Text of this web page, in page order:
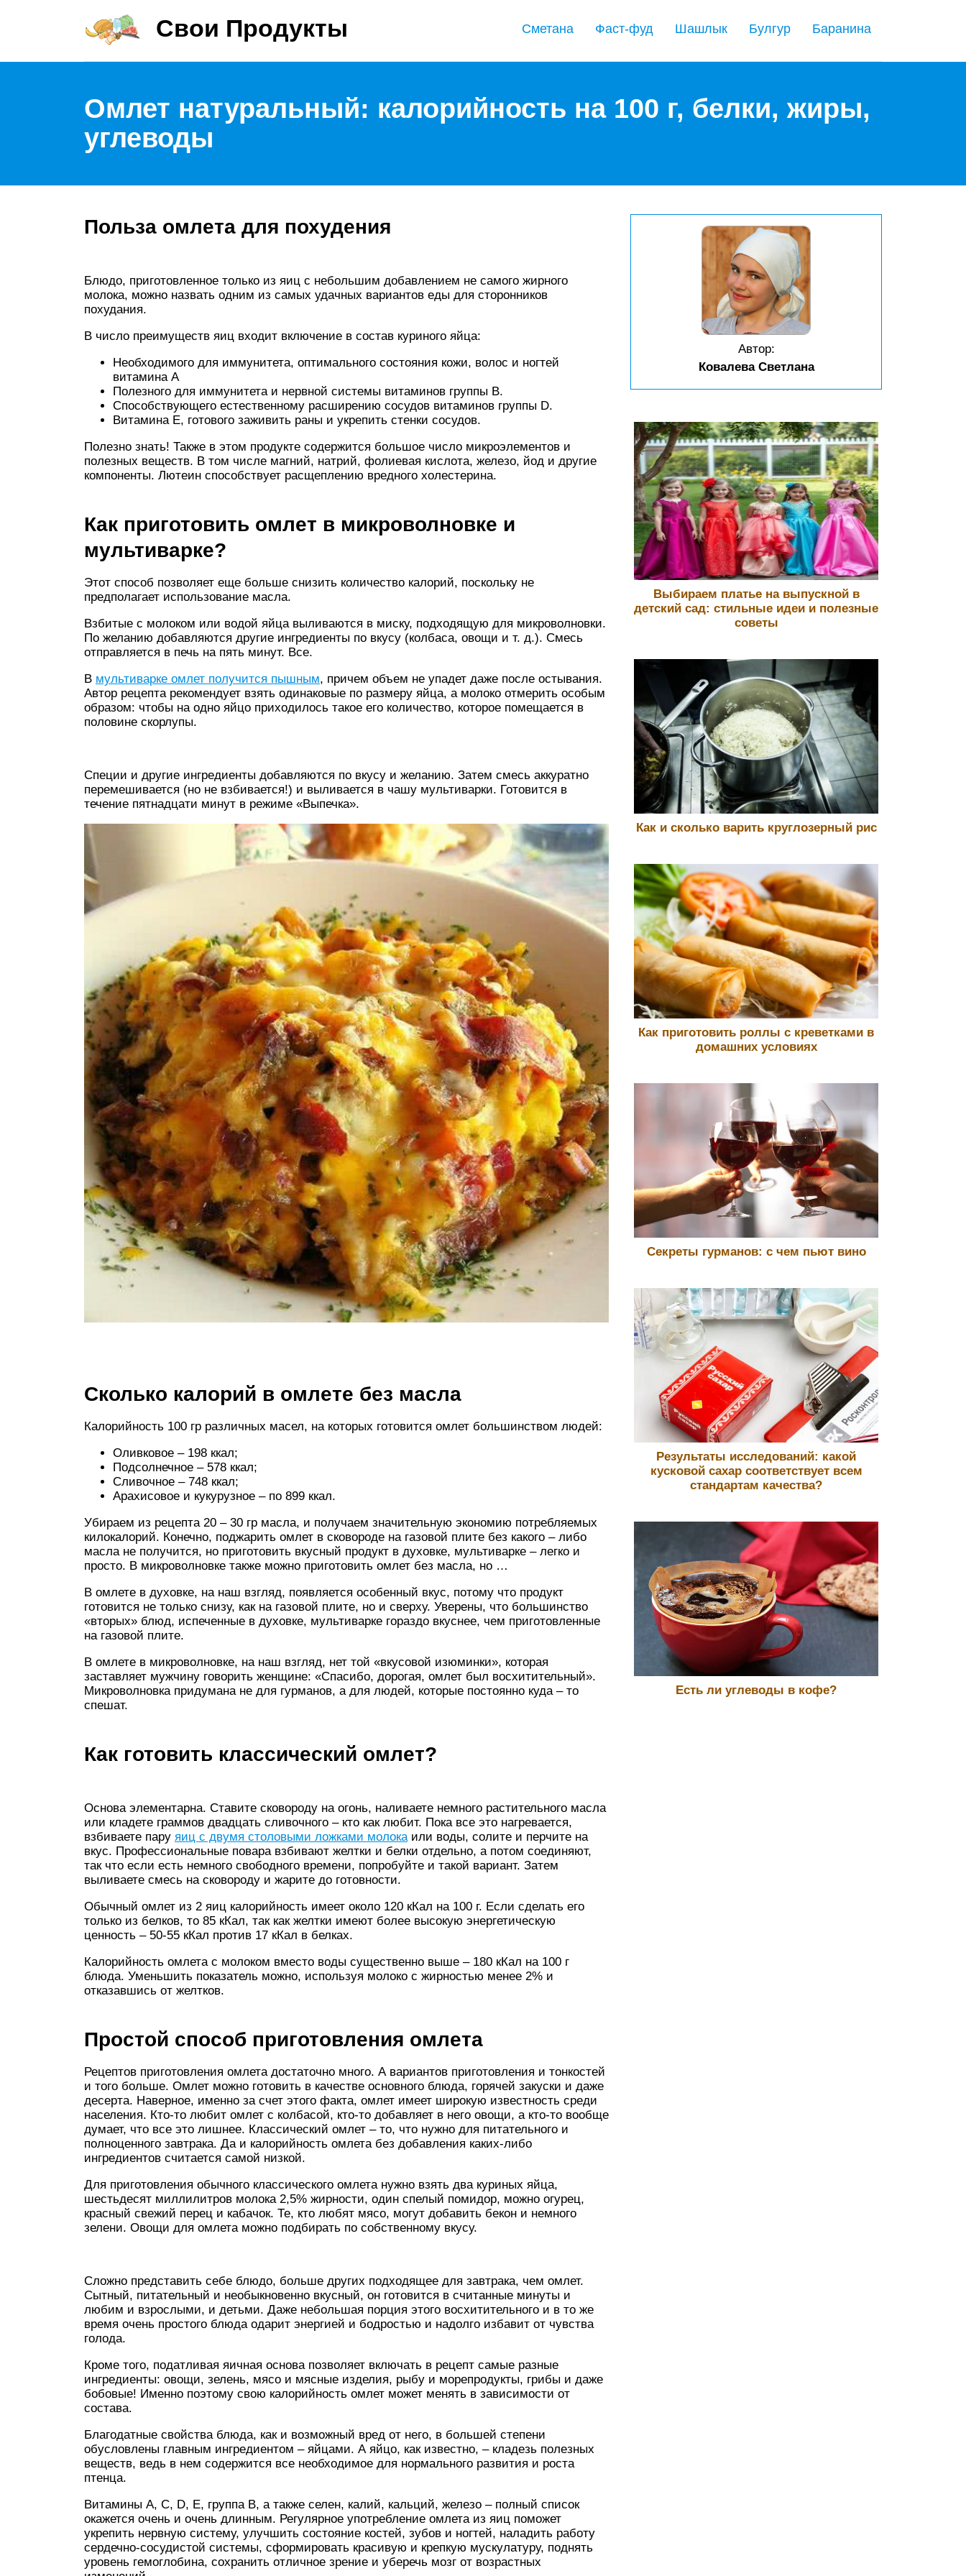
Свои Продукты Баранина
Булгур
Шашлык
Фаст-фуд
Сметана
Омлет натуральный: калорийность на 100 г, белки, жиры,
углеводы
Польза омлета для похудения
Блюдо, приготовленное только из яиц с небольшим добавлением не самого жирного
молока, можно назвать одним из самых удачных вариантов еды для сторонников
похудания.
В число преимуществ яиц входит включение в состав куриного яйца:
Необходимого для иммунитета, оптимального состояния кожи, волос и ногтей
витамина А
Полезного для иммунитета и нервной системы витаминов группы В.
Способствующего естественному расширению сосудов витаминов группы D.
Витамина Е, готового заживить раны и укрепить стенки сосудов.
Полезно знать! Также в этом продукте содержится большое число микроэлементов и
полезных веществ. В том числе магний, натрий, фолиевая кислота, железо, йод и другие
компоненты. Лютеин способствует расщеплению вредного холестерина.
Как приготовить омлет в микроволновке и
мультиварке?
Этот способ позволяет еще больше снизить количество калорий, поскольку не
предполагает использование масла.
Взбитые с молоком или водой яйца выливаются в миску, подходящую для микроволновки.
По желанию добавляются другие ингредиенты по вкусу (колбаса, овощи и т. д.). Смесь
отправляется в печь на пять минут. Все.
В мультиварке омлет получится пышным, причем объем не упадет даже после остывания.
Автор рецепта рекомендует взять одинаковые по размеру яйца, а молоко отмерить особым
образом: чтобы на одно яйцо приходилось такое его количество, которое помещается в
половине скорлупы.
Специи и другие ингредиенты добавляются по вкусу и желанию. Затем смесь аккуратно
перемешивается (но не взбивается!) и выливается в чашу мультиварки. Готовится в
течение пятнадцати минут в режиме «Выпечка».
Сколько калорий в омлете без масла
Калорийность 100 гр различных масел, на которых готовится омлет большинством людей:
Оливковое – 198 ккал;
Подсолнечное – 578 ккал;
Сливочное – 748 ккал;
Арахисовое и кукурузное – по 899 ккал.
Убираем из рецепта 20 – 30 гр масла, и получаем значительную экономию потребляемых
килокалорий. Конечно, поджарить омлет в сковороде на газовой плите без какого – либо
масла не получится, но приготовить вкусный продукт в духовке, мультиварке – легко и
просто. В микроволновке также можно приготовить омлет без масла, но …
В омлете в духовке, на наш взгляд, появляется особенный вкус, потому что продукт
готовится не только снизу, как на газовой плите, но и сверху. Уверены, что большинство
«вторых» блюд, испеченные в духовке, мультиварке гораздо вкуснее, чем приготовленные
на газовой плите.
В омлете в микроволновке, на наш взгляд, нет той «вкусовой изюминки», которая
заставляет мужчину говорить женщине: «Спасибо, дорогая, омлет был восхитительный».
Микроволновка придумана не для гурманов, а для людей, которые постоянно куда – то
спешат.
Как готовить классический омлет?
Основа элементарна. Ставите сковороду на огонь, наливаете немного растительного масла
или кладете граммов двадцать сливочного – кто как любит. Пока все это нагревается,
взбиваете пару яиц с двумя столовыми ложками молока или воды, солите и перчите на
вкус. Профессиональные повара взбивают желтки и белки отдельно, а потом соединяют,
так что если есть немного свободного времени, попробуйте и такой вариант. Затем
выливаете смесь на сковороду и жарите до готовности.
Обычный омлет из 2 яиц калорийность имеет около 120 кКал на 100 г. Если сделать его
только из белков, то 85 кКал, так как желтки имеют более высокую энергетическую
ценность – 50-55 кКал против 17 кКал в белках.
Калорийность омлета с молоком вместо воды существенно выше – 180 кКал на 100 г
блюда. Уменьшить показатель можно, используя молоко с жирностью менее 2% и
отказавшись от желтков.
Простой способ приготовления омлета
Рецептов приготовления омлета достаточно много. А вариантов приготовления и тонкостей
и того больше. Омлет можно готовить в качестве основного блюда, горячей закуски и даже
десерта. Наверное, именно за счет этого факта, омлет имеет широкую известность среди
населения. Кто-то любит омлет с колбасой, кто-то добавляет в него овощи, а кто-то вообще
думает, что все это лишнее. Классический омлет – то, что нужно для питательного и
полноценного завтрака. Да и калорийность омлета без добавления каких-либо
ингредиентов считается самой низкой.
Для приготовления обычного классического омлета нужно взять два куриных яйца,
шестьдесят миллилитров молока 2,5% жирности, один спелый помидор, можно огурец,
красный свежий перец и кабачок. Те, кто любят мясо, могут добавить бекон и немного
зелени. Овощи для омлета можно подбирать по собственному вкусу.
Сложно представить себе блюдо, больше других подходящее для завтрака, чем омлет.
Сытный, питательный и необыкновенно вкусный, он готовится в считанные минуты и
любим и взрослыми, и детьми. Даже небольшая порция этого восхитительного и в то же
время очень простого блюда одарит энергией и бодростью и надолго избавит от чувства
голода.
Кроме того, податливая яичная основа позволяет включать в рецепт самые разные
ингредиенты: овощи, зелень, мясо и мясные изделия, рыбу и морепродукты, грибы и даже
бобовые! Именно поэтому свою калорийность омлет может менять в зависимости от
состава.
Благодатные свойства блюда, как и возможный вред от него, в большей степени
обусловлены главным ингредиентом – яйцами. А яйцо, как известно, – кладезь полезных
веществ, ведь в нем содержится все необходимое для нормального развития и роста
птенца.
Витамины А, С, D, Е, группа В, а также селен, калий, кальций, железо – полный список
окажется очень и очень длинным. Регулярное употребление омлета из яиц поможет
укрепить нервную систему, улучшить состояние костей, зубов и ногтей, наладить работу
сердечно-сосудистой системы, сформировать красивую и крепкую мускулатуру, поднять
уровень гемоглобина, сохранить отличное зрение и уберечь мозг от возрастных
Автор:
Ковалева Светлана
Выбираем платье на выпускной в
детский сад: стильные идеи и полезные
советы
Как и сколько варить круглозерный рис
Как приготовить роллы с креветками в
домашних условиях
Секреты гурманов: с чем пьют вино
Результаты исследований: какой
кусковой сахар соответствует всем
стандартам качества?
Есть ли углеводы в кофе?